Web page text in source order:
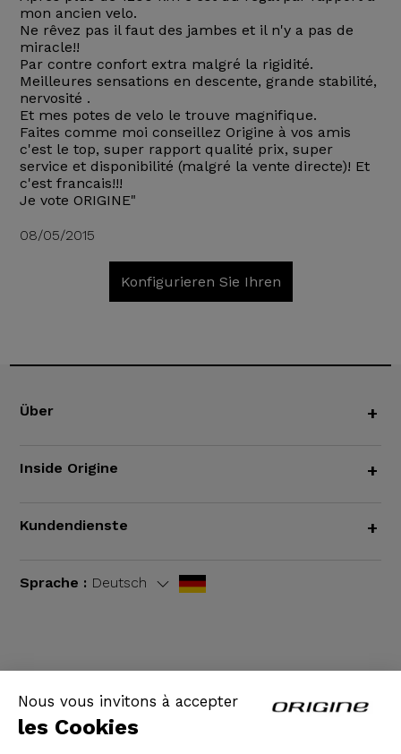
Nous vous invitons à accepter
les Cookies
mon ancien velo.
Ne rêvez pas il faut des jambes et il n'y a pas de
miracle!!
Par contre confort extra malgré la rigidité.
Meilleures sensations en descente, grande stabilité,
nervosité .
Et mes potes de velo le trouve magnifique.
Faites comme moi conseillez Origine à vos amis
c'est le top, super rapport qualité prix, super
service et disponibilité (malgré la vente directe)! Et
c'est francais!!!
Je vote ORIGINE"
08/05/2015
Konfigurieren Sie Ihren
Über +
Inside Origine +
Kundendienste +
Sprache : Deutsch